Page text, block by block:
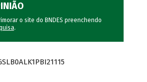
o site do BNDES preenchendo
.